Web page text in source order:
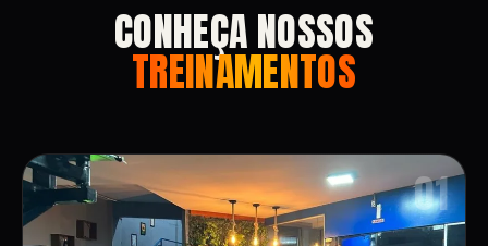
CONHEÇA NOSSOS
TREINAMENTOS
01